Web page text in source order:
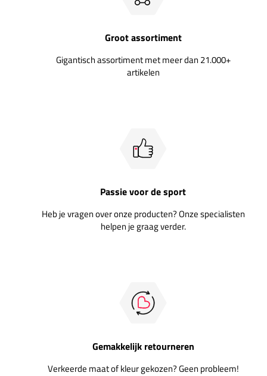
Groot assortiment
Gigantisch assortiment met meer dan 21.000+
artikelen
Passie voor de sport
Heb je vragen over onze producten? Onze specialisten
helpen je graag verder.
Gemakkelijk retourneren
Verkeerde maat of kleur gekozen? Geen probleem!